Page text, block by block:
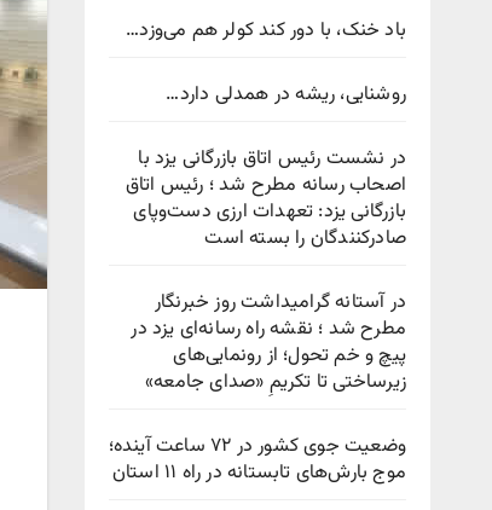
باد خنک، با دور کند کولر هم می‌وزد…
روشنایی، ریشه در همدلی دارد…
در نشست رئیس اتاق بازرگانی یزد با
اصحاب رسانه مطرح شد ؛ رئیس اتاق
بازرگانی یزد: تعهدات ارزی دست‌وپای
صادرکنندگان را بسته است
در آستانه گرامیداشت روز خبرنگار
مطرح شد ؛ نقشه راه رسانه‌ای یزد در
پیچ‌ و خم تحول؛ از رونمایی‌های
زیرساختی تا تکریمِ «صدای جامعه»
وضعیت جوی کشور در ۷۲ ساعت آینده؛
موج بارش‌های تابستانه در راه ۱۱ استان